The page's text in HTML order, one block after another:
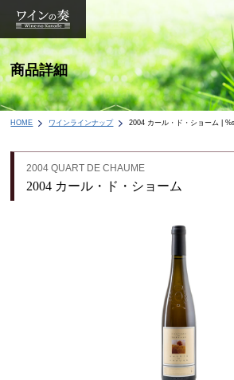
商品詳細
HOME ワインラインナップ 2004 カール・ド・ショーム |
2004 QUART DE CHAUME
2004 カール・ド・ショーム